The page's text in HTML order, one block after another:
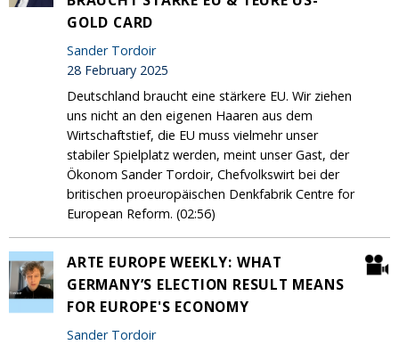
GOLD CARD
Sander Tordoir
28 February 2025
Deutschland braucht eine stärkere EU. Wir ziehen
uns nicht an den eigenen Haaren aus dem
Wirtschaftstief, die EU muss vielmehr unser
stabiler Spielplatz werden, meint unser Gast, der
Ökonom Sander Tordoir, Chefvolkswirt bei der
britischen proeuropäischen Denkfabrik Centre for
European Reform. (02:56)
ARTE EUROPE WEEKLY: WHAT
GERMANY’S ELECTION RESULT MEANS
FOR EUROPE'S ECONOMY
Sander Tordoir